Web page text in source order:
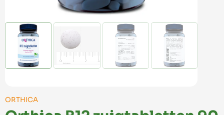
ORTHICA